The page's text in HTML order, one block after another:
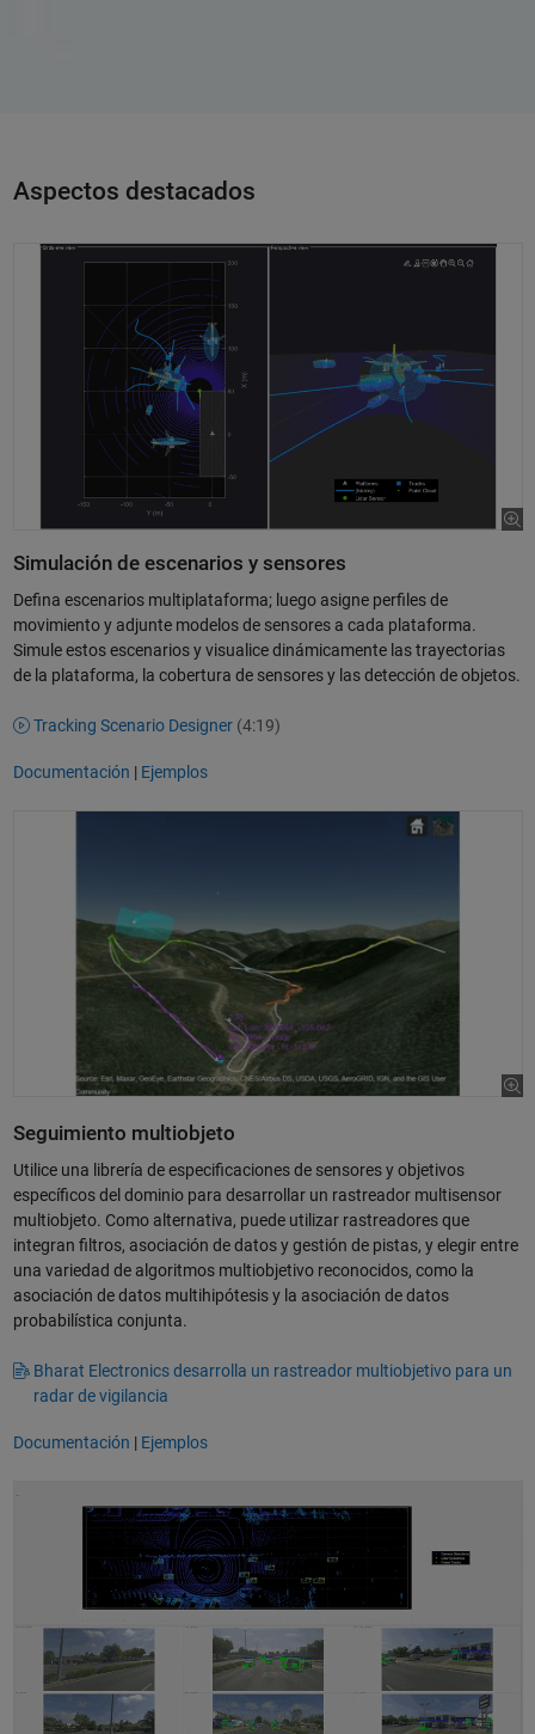
Aspectos destacados
Simulación de escenarios y sensores
Defina escenarios multiplataforma; luego asigne perfiles de
movimiento y adjunte modelos de sensores a cada plataforma.
Simule estos escenarios y visualice dinámicamente las trayectorias
de la plataforma, la cobertura de sensores y las detección de objetos.
Tracking Scenario Designer (4:19)
Documentación | Ejemplos
Seguimiento multiobjeto
Utilice una librería de especificaciones de sensores y objetivos
específicos del dominio para desarrollar un rastreador multisensor
multiobjeto. Como alternativa, puede utilizar rastreadores que
integran filtros, asociación de datos y gestión de pistas, y elegir entre
una variedad de algoritmos multiobjetivo reconocidos, como la
asociación de datos multihipótesis y la asociación de datos
probabilística conjunta.
Bharat Electronics desarrolla un rastreador multiobjetivo para un
radar de vigilancia
Documentación | Ejemplos